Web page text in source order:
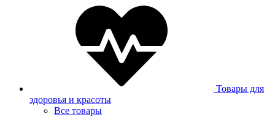
Товары для
здоровья и красоты
Все товары